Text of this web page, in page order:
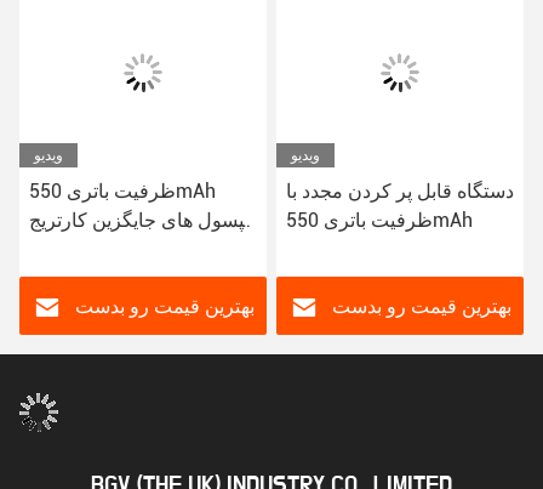
ویدیو
ظرفیت باتری 550mAh
کپسول های جایگزین کارتریج
بهترین قیمت رو بدست
ویدیو
دستگاه قابل پر کردن مجدد با
ظرفیت باتری 550mAh
بهترین قیمت رو بدست